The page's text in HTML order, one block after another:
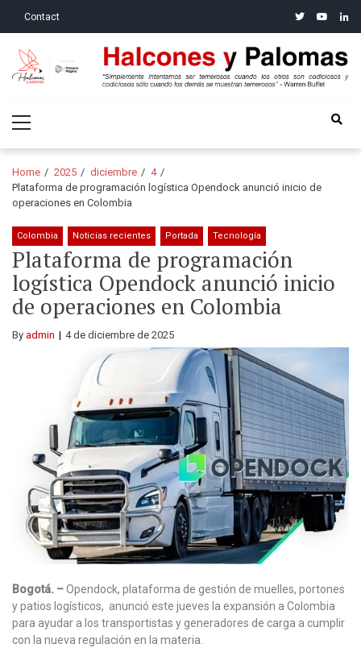
Contact twitteryoutube
Halcones y Palomas
Menu
Home 2025 diciembre
4
Plataforma de programación logística Opendock anunció inicio de
operaciones en Colombia
Colombia Noticias recientes Portada Tecnología
Plataforma de programación
logística Opendock anunció inicio
de operaciones en Colombia
By admin 4 de diciembre de 2025
Bogotá. –Opendock, plataforma de gestión de muelles, portones
y patios logísticos, anunció este jueves la expansión a Colombia
para ayudar a los transportistas y generadores de carga a cumplir
con la nueva regulación en la materia.